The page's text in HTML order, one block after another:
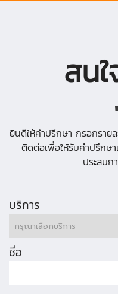
สน
ยินดีให้คำปรึกษา กรอกราย
ติดต่อเพื่อให้รับคำปรึกษา
ประสบ
บริการ
ชื่อ